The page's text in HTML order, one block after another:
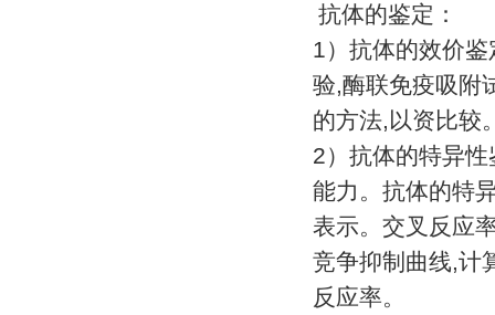
抗体的鉴定：
1）抗体的效价
验,酶联免疫吸附
的方法, 以资比较
2）抗体的特异
能力。抗体的特
表示。交叉反应
竞争抑制曲线,计
反应率。